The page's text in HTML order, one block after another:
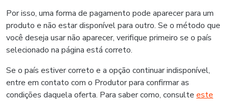
Por isso, uma forma de pagamento pode aparecer para um
produto e não estar disponível para outro. Se o método que
você deseja usar não aparecer, verifique primeiro se o país
selecionado na página está correto.
Se o país estiver correto e a opção continuar indisponível,
entre em contato com o Produtor para confirmar as
condições daquela oferta. Para saber como, consulte este